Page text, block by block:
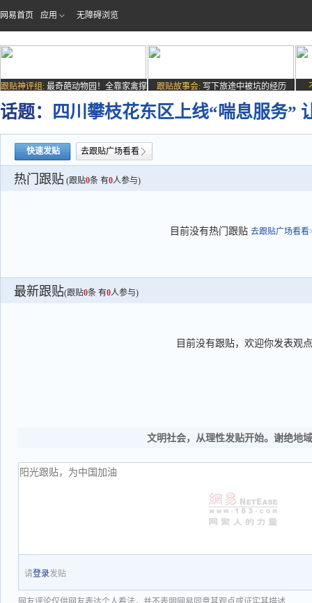
网易首页 应用 无障碍浏览
跟贴神评组: 最奇葩动物园！全靠家禽撑
场子
跟贴故事会: 写下旅途中被坑的经历
话题： 四川攀枝花东区上线“喘息服务”
快速发贴 去跟贴广场看看
热门跟贴 (跟贴0条 有0人参与)
目前没有热门跟贴 去跟贴广场看看
最新跟贴(跟贴0条 有0人参与)
目前没有跟贴，欢迎你发表观点
文明社会，从理性发贴开始。谢绝地
请登录发贴